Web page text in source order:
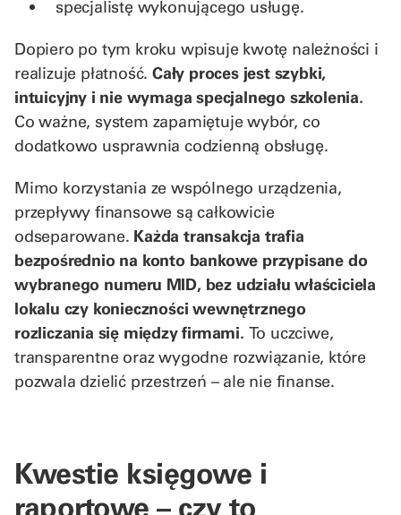
specjalistę wykonującego usługę.
Dopiero po tym kroku wpisuje kwotę należności i
realizuje płatność.Cały proces jest szybki,
intuicyjny i nie wymaga specjalnego szkolenia.
Co ważne, system zapamiętuje wybór, co
dodatkowo usprawnia codzienną obsługę.
Mimo korzystania ze wspólnego urządzenia,
przepływy finansowe są całkowicie
odseparowane. Każda transakcja trafia
bezpośrednio na konto bankowe przypisane do
wybranego numeru MID, bez udziału właściciela
lokalu czy konieczności wewnętrznego
rozliczania się między firmami. To uczciwe,
transparentne oraz wygodne rozwiązanie, które
pozwala dzielić przestrzeń – ale nie finanse.
Kwestie księgowe i
raportowe – czy to